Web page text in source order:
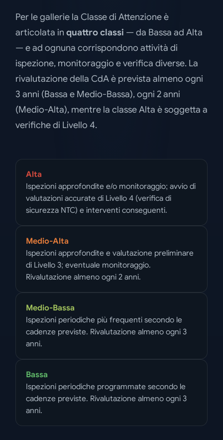
Per le gallerie la Classe di Attenzione è
articolata in quattro classi — da Bassa ad Alta
— e ad ognuna corrispondono attività di
ispezione, monitoraggio e verifica diverse. La
rivalutazione della CdA è prevista almeno ogni
3 anni (Bassa e Medio-Bassa), ogni 2 anni
(Medio-Alta), mentre la classe Alta è soggetta a
verifiche di Livello 4.
Alta
Ispezioni approfondite e/o monitoraggio; avvio di
valutazioni accurate di Livello 4 (verifica di
sicurezza NTC) e interventi conseguenti.
Medio-Alta
Ispezioni approfondite e valutazione preliminare
di Livello 3; eventuale monitoraggio.
Rivalutazione almeno ogni 2 anni.
Medio-Bassa
Ispezioni periodiche più frequenti secondo le
cadenze previste. Rivalutazione almeno ogni 3
anni.
Bassa
Ispezioni periodiche programmate secondo le
cadenze previste. Rivalutazione almeno ogni 3
anni.